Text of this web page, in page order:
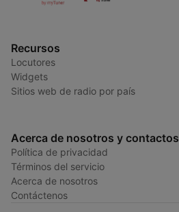
Recursos
Locutores
Widgets
Sitios web de radio por país
Acerca de nosotros y contactos
Política de privacidad
Términos del servicio
Acerca de nosotros
Contáctenos